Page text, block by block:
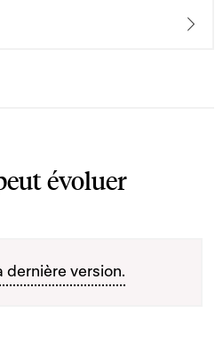
évoluer
dernière version.